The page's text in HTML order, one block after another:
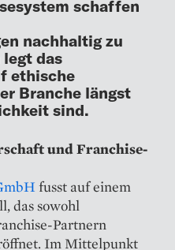
schaffen
nachhaltig zu
das
ethische
Branche längst
sind.
und Franchise-
fusst auf einem
das sowohl
Partnern
Im Mittelpunkt